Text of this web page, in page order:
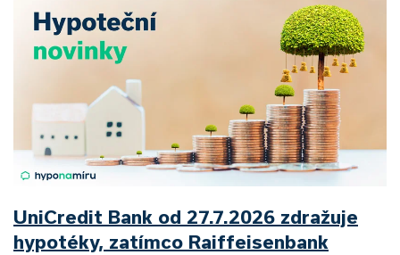
UniCredit Bank od 27.7.2026 zdražuje
hypotéky, zatímco Raiffeisenbank